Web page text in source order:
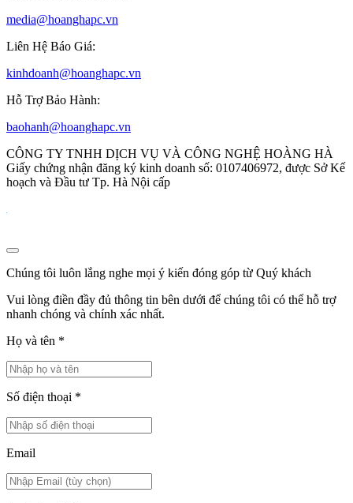
media@hoanghapc.vn
Liên Hệ Báo Giá:
kinhdoanh@hoanghapc.vn
Hỗ Trợ Bảo Hành:
baohanh@hoanghapc.vn
CÔNG TY TNHH DỊCH VỤ VÀ CÔNG NGHỆ HOÀNG HÀ
Giấy chứng nhận đăng ký kinh doanh số: 0107406972, được Sở Kế
hoạch và Đầu tư Tp. Hà Nội cấp
Chúng tôi luôn lắng nghe mọi ý kiến đóng góp từ Quý khách
Vui lòng điền đầy đủ thông tin bên dưới để chúng tôi có thể hỗ trợ
nhanh chóng và chính xác nhất.
Họ và tên *
Số điện thoại *
Email